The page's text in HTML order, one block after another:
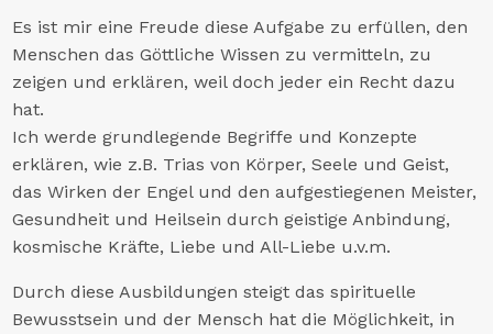
Es ist mir eine Freude diese Aufgabe zu erfüllen, den
Menschen das Göttliche Wissen zu vermitteln, zu
zeigen und erklären, weil doch jeder ein Recht dazu
hat.
Ich werde grundlegende Begriffe und Konzepte
erklären, wie z.B. Trias von Körper, Seele und Geist,
das Wirken der Engel und den aufgestiegenen Meister,
Gesundheit und Heilsein durch geistige Anbindung,
kosmische Kräfte, Liebe und All-Liebe u.v.m.
Durch diese Ausbildungen steigt das spirituelle
Bewusstsein und der Mensch hat die Möglichkeit, in